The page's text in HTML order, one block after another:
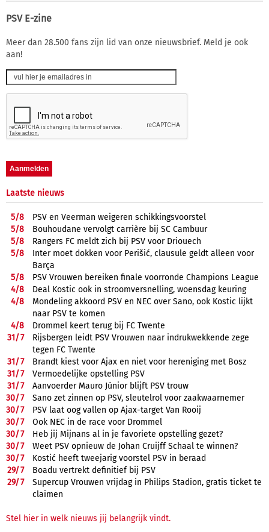
PSV E-zine
Meer dan 28.500 fans zijn lid van onze nieuwsbrief. Meld je ook
aan!
Laatste nieuws
5/8
PSV en Veerman weigeren schikkingsvoorstel
5/8
Bouhoudane vervolgt carrière bij SC Cambuur
5/8
Rangers FC meldt zich bij PSV voor Driouech
5/8
Inter moet dokken voor Perišić, clausule geldt alleen voor
Barça
5/8
PSV Vrouwen bereiken finale voorronde Champions League
4/8
Deal Kostic ook in stroomversnelling, woensdag keuring
4/8
Mondeling akkoord PSV en NEC over Sano, ook Kostic lijkt
naar PSV te komen
4/8
Drommel keert terug bij FC Twente
31/7
Rijsbergen leidt PSV Vrouwen naar indrukwekkende zege
tegen FC Twente
31/7
Brandt kiest voor Ajax en niet voor hereniging met Bosz
31/7
Vermoedelijke opstelling PSV
31/7
Aanvoerder Mauro Júnior blijft PSV trouw
30/7
Sano zet zinnen op PSV, sleutelrol voor zaakwaarnemer
30/7
PSV laat oog vallen op Ajax-target Van Rooij
30/7
Ook NEC in de race voor Drommel
30/7
Heb jij Mijnans al in je favoriete opstelling gezet?
30/7
Weet PSV opnieuw de Johan Cruijff Schaal te winnen?
30/7
Kostić heeft tweejarig voorstel PSV in beraad
29/7
Boadu vertrekt definitief bij PSV
29/7
Supercup Vrouwen vrijdag in Philips Stadion, gratis ticket te
claimen
Stel hier in welk nieuws jij belangrijk vindt.